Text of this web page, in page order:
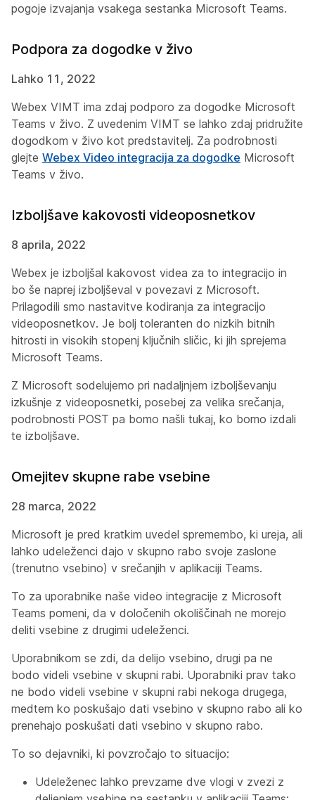
pogoje izvajanja vsakega sestanka Microsoft Teams.
Podpora za dogodke v živo
Lahko 11, 2022
Webex VIMT ima zdaj podporo za dogodke Microsoft
Teams v živo. Z uvedenim VIMT se lahko zdaj pridružite
dogodkom v živo kot predstavitelj. Za podrobnosti
glejte Webex Video integracija za dogodke Microsoft
Teams v živo.
Izboljšave kakovosti videoposnetkov
8 aprila, 2022
Webex je izboljšal kakovost videa za to integracijo in
bo še naprej izboljševal v povezavi z Microsoft.
Prilagodili smo nastavitve kodiranja za integracijo
videoposnetkov. Je bolj toleranten do nizkih bitnih
hitrosti in visokih stopenj ključnih sličic, ki jih sprejema
Microsoft Teams.
Z Microsoft sodelujemo pri nadaljnjem izboljševanju
izkušnje z videoposnetki, posebej za velika srečanja,
podrobnosti POST pa bomo našli tukaj, ko bomo izdali
te izboljšave.
Omejitev skupne rabe vsebine
28 marca, 2022
Microsoft je pred kratkim uvedel spremembo, ki ureja, ali
lahko udeleženci dajo v skupno rabo svoje zaslone
(trenutno vsebino) v srečanjih v aplikaciji Teams.
To za uporabnike naše video integracije z Microsoft
Teams pomeni, da v določenih okoliščinah ne morejo
deliti vsebine z drugimi udeleženci.
Uporabnikom se zdi, da delijo vsebino, drugi pa ne
bodo videli vsebine v skupni rabi. Uporabniki prav tako
ne bodo videli vsebine v skupni rabi nekoga drugega,
medtem ko poskušajo dati vsebino v skupno rabo ali ko
prenehajo poskušati dati vsebino v skupno rabo.
To so dejavniki, ki povzročajo to situacijo:
Udeleženec lahko prevzame dve vlogi v zvezi z